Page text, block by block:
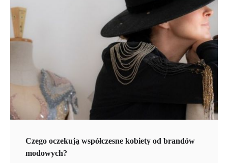
Czego oczekują współczesne kobiety od brandów
modowych?